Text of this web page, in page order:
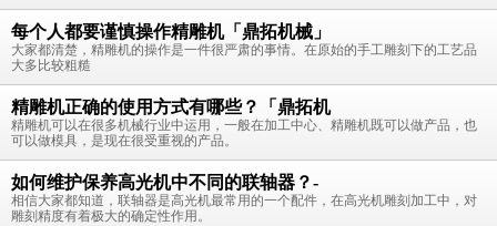
每个人都要谨慎操作精雕机「鼎拓机械」
大家都清楚，精雕机的操作是一件很严肃的事情。在原始的手工雕刻下的工艺品
大多比较粗糙
精雕机正确的使用方式有哪些？「鼎拓机
精雕机可以在很多机械行业中运用，一般在加工中心、精雕机既可以做产品，也
可以做模具，是现在很受重视的产品。
如何维护保养高光机中不同的联轴器？-
相信大家都知道，联轴器是高光机最常用的一个配件，在高光机雕刻加工中，对
雕刻精度有着极大的确定性作用。